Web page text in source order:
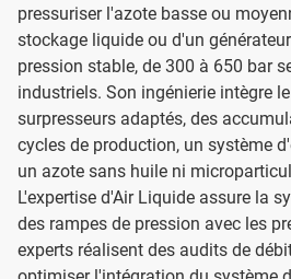
pressuriser l'azote basse ou
stockage liquide ou d'un
pression stable, de 300 à 650 bar
industriels. Son ingénierie intègre
surpresseurs adaptés, des
cycles de production, un système
un azote sans huile ni
L'expertise d'Air Liquide assure la
des rampes de pression avec les
experts réalisent des audits de